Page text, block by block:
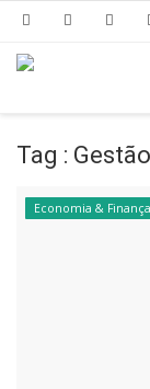
Tag : Gestão
Economia &